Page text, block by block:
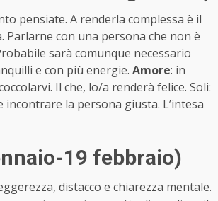
pensiate. A renderla complessa è il
con una persona che non è
sarà comunque necessario
e con più energie. Amore: in
Il che, lo/a renderà felice. Soli:
la persona giusta. L’intesa
19 febbraio)
distacco e chiarezza mentale.